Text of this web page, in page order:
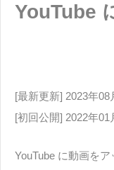
YouTube
[最新更新] 2023年08
[初回公開] 2022年01
YouTube に動画を